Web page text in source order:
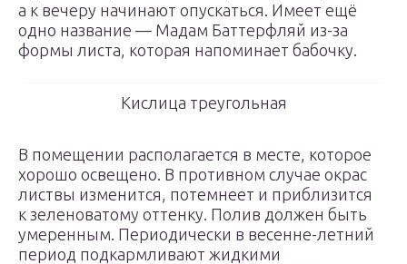
а к вечеру начинают опускаться. Имеет ещё
одно название — Мадам Баттерфляй из-за
формы листа, которая напоминает бабочку.
Кислица треугольная
В помещении располагается в месте, которое
хорошо освещено. В противном случае окрас
листвы изменится, потемнеет и приблизится
к зеленоватому оттенку. Полив должен быть
умеренным. Периодически в весенне-летний
период подкармливают жидкими